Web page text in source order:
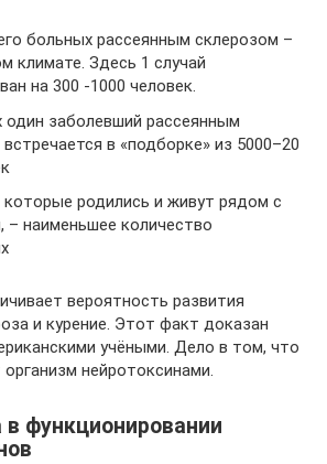
больных рассеянным склерозом –
климате. Здесь 1 случай
на 300 -1000 человек.
один заболевший рассеянным
в «подборке» из 5000–20
которые родились и живут рядом с
– наименьшее количество
вероятность развития
и курение. Этот факт доказан
учёными. Дело в том, что
нейротоксинами.
в функционировании